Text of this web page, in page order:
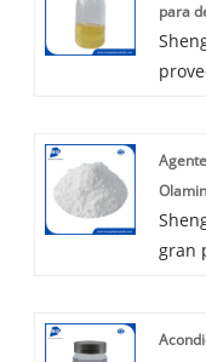
para
de
gran